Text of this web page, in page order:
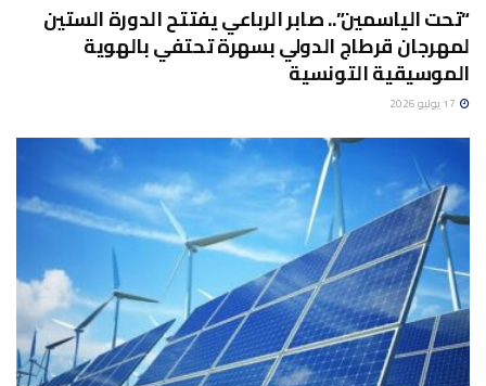
“تحت الياسمين”.. صابر الرباعي يفتتح الدورة الستين
لمهرجان قرطاج الدولي بسهرة تحتفي بالهوية
الموسيقية التونسية